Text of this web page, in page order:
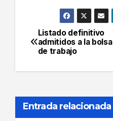
Navegación
de
Listado definitivo
admitidos a la bolsa
de trabajo
Entrada relacionada